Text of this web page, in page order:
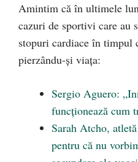
Amintim că în ultimele
cazuri de sportivi care au
stopuri cardiace în
pierzându-și viața:
Sergio Aguero:
funcționează cum
Sarah Atcho,
pentru că nu